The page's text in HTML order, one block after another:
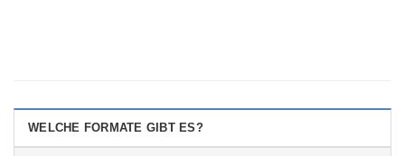
WELCHE FORMATE GIBT ES?